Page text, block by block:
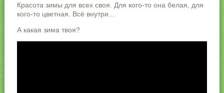
Главные вкладки
Красота зимы для всех своя. Для кого-то она белая, для
кого-то цветная. Всё внутри...
А какая зима твоя?